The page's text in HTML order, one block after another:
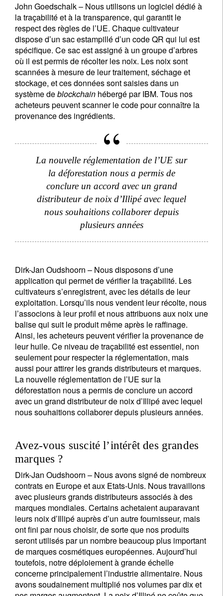
John Goedschalk – Nous utilisons un logiciel dédié à
la traçabilité et à la transparence, qui garantit le
respect des règles de l’UE. Chaque cultivateur
dispose d’un sac estampillé d’un code QR qui lui est
spécifique. Ce sac est assigné à un groupe d’arbres
où il est permis de récolter les noix. Les noix sont
scannées à mesure de leur traitement, séchage et
stockage, et ces données sont saisies dans un
système deblockchain hébergé par IBM. Tous nos
acheteurs peuvent scanner le code pour connaître la
provenance des ingrédients.
La nouvelle réglementation de l’UE sur
la déforestation nous a permis de
conclure un accord avec un grand
distributeur de noix d’Illipé avec lequel
nous souhaitions collaborer depuis
plusieurs années
Dirk-Jan Oudshoorn – Nous disposons d’une
application qui permet de vérifier la traçabilité. Les
cultivateurs s’enregistrent, avec les détails de leur
exploitation. Lorsqu’ils nous vendent leur récolte, nous
l’associons à leur profil et nous attribuons aux noix une
balise qui suit le produit même après le raffinage.
Ainsi, les acheteurs peuvent vérifier la provenance de
leur huile. Ce niveau de traçabilité est essentiel, non
seulement pour respecter la réglementation, mais
aussi pour attirer les grands distributeurs et marques.
La nouvelle réglementation de l’UE sur la
déforestation nous a permis de conclure un accord
avec un grand distributeur de noix d’Illipé avec lequel
nous souhaitions collaborer depuis plusieurs années.
Avez-vous suscité l’intérêt des grandes
marques ?
Dirk-Jan Oudshoorn – Nous avons signé de nombreux
contrats en Europe et aux Etats-Unis. Nous travaillons
avec plusieurs grands distributeurs associés à des
marques mondiales. Certains achetaient auparavant
leurs noix d’Illipé auprès d’un autre fournisseur, mais
ont fini par nous choisir, de sorte que nos produits
seront utilisés par un nombre beaucoup plus important
de marques cosmétiques européennes. Aujourd’hui
toutefois, notre déploiement à grande échelle
concerne principalement l’industrie alimentaire. Nous
avons soudainement multiplié nos volumes par dix et
S'inscrire